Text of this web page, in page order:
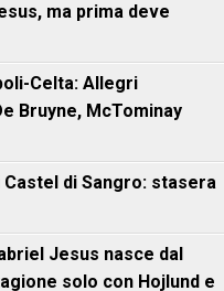
ma prima deve
Celta: Allegri
Bruyne, McTominay
di Sangro: stasera
Jesus nasce dal
solo con Hojlund e